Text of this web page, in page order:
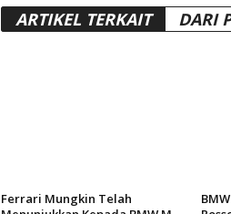
ARTIKEL TERKAIT DARI
Ferrari Mungkin Telah